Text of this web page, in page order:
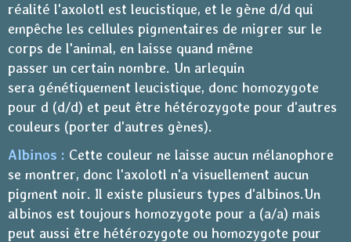
réalité l'axolotl est leucistique, et le gène d/d qui
empêche les cellules pigmentaires de migrer sur le
corps de l'animal, en laisse quand même
passer un certain nombre. Un arlequin
sera génétiquement leucistique, donc homozygote
pour d (d/d) et peut être hétérozygote pour d'autres
couleurs (porter d'autres gènes).
Albinos : Cette couleur ne laisse aucun mélanophore
se montrer, donc l'axolotl n'a visuellement aucun
pigment noir. Il existe plusieurs types d'albinos.Un
albinos est toujours homozygote pour a (a/a) mais
peut aussi être hétérozygote ou homozygote pour